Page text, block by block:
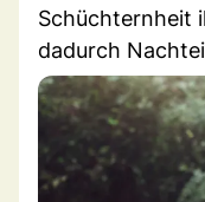
Schüchternheit
dadurch